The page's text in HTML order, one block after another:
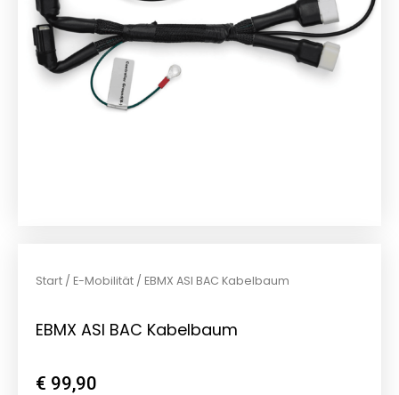
Start / E-Mobilität / EBMX ASI BAC Kabelbaum
EBMX ASI BAC Kabelbaum
€ 99,90